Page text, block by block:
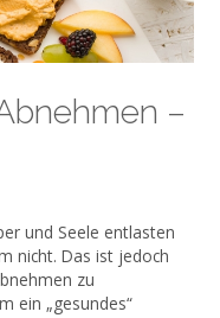
–
und Seele entlasten
nicht. Das ist jedoch
zu
ein „gesundes“